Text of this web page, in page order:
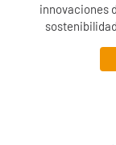
innovaciones